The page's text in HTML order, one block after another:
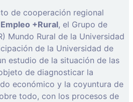
de cooperación regional
+Rural, el Grupo de
Mundo Rural de la Universidad
de la Universidad de
estudio de la situación de las
de diagnosticar la
económico y la coyuntura de
todo, con los procesos de